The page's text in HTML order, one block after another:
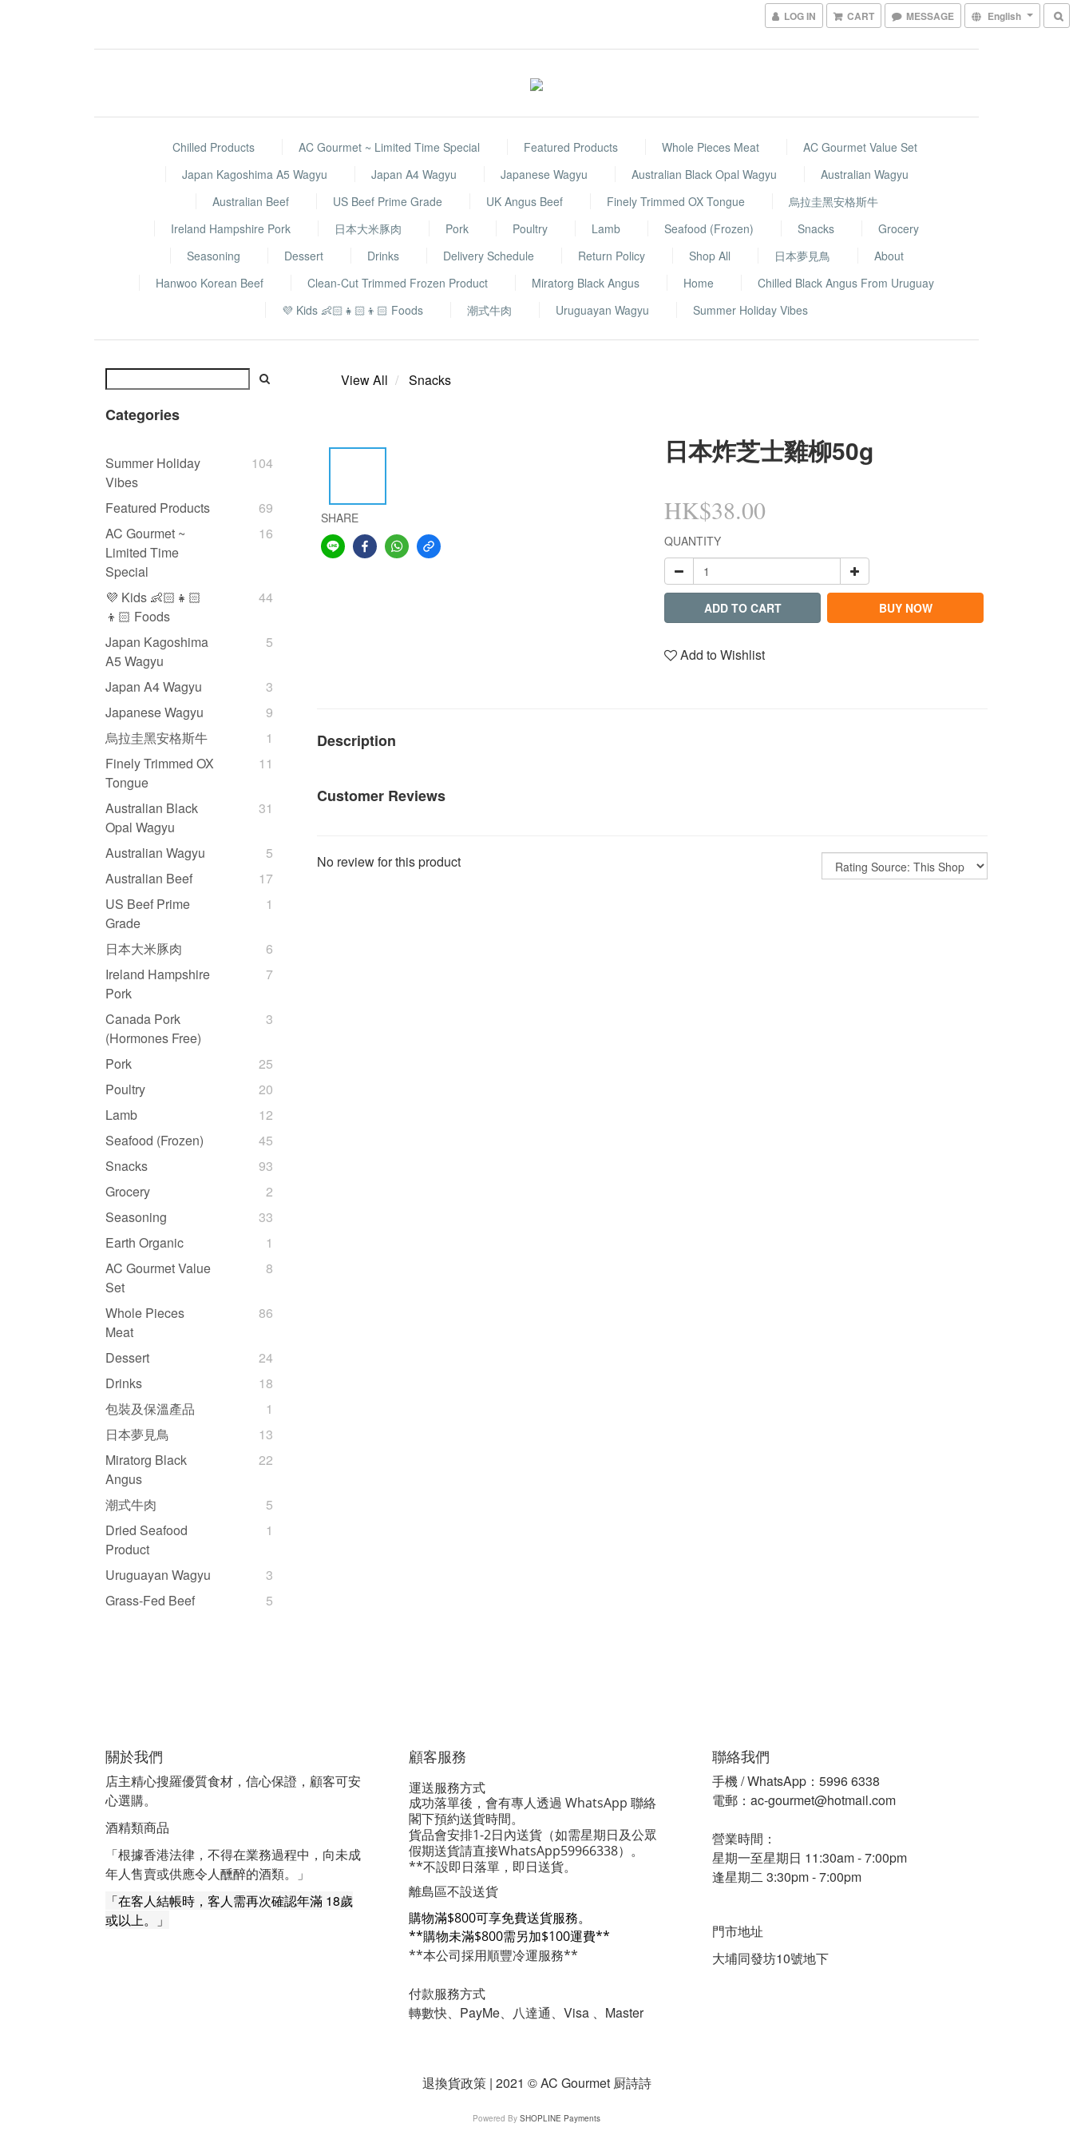
LOG IN CART MESSAGE English
Chilled Products AC Gourmet ~ Limited Time Special Featured Products Whole Pieces Meat
AC Gourmet Value Set
Japan Kagoshima A5 Wagyu
Japan A4 Wagyu Japanese Wagyu Australian Black Opal Wagyu
Australian Wagyu
Australian Beef
US Beef Prime Grade UK Angus Beef Finely Trimmed OX Tongue
烏拉圭黑安格斯牛
Ireland Hampshire Pork
日本大米豚肉 Pork Poultry Lamb Seafood (Frozen) Snacks
Grocery
Seasoning
Dessert Drinks Delivery Schedule Return Policy Shop All 日本夢見鳥
About
Hanwoo Korean Beef
Clean-Cut Trimmed Frozen Product Miratorg Black Angus Home
Chilled Black Angus From Uruguay
💜 Kids 👶🏻👧🏻👦🏻 Foods
潮式牛肉 Uruguayan Wagyu Summer Holiday Vibes
Categories
Summer Holiday
Vibes
104
Featured Products
69
AC Gourmet ~
Limited Time
Special
16
💜 Kids 👶🏻👧🏻
👦🏻 Foods
44
Japan Kagoshima
A5 Wagyu
5
Japan A4 Wagyu
3
Japanese Wagyu
9
烏拉圭黑安格斯牛
1
Finely Trimmed OX
Tongue
11
Australian Black
Opal Wagyu
31
Australian Wagyu
5
Australian Beef
17
US Beef Prime
Grade
1
日本大米豚肉
6
Ireland Hampshire
Pork
7
Canada Pork
(Hormones Free)
3
Pork
25
Poultry
20
Lamb
12
Seafood (Frozen)
45
Snacks
93
Grocery
2
Seasoning
33
Earth Organic
1
AC Gourmet Value
Set
8
Whole Pieces
Meat
86
Dessert
24
Drinks
18
包裝及保溫產品
1
日本夢見鳥
13
Miratorg Black
Angus
22
潮式牛肉
5
Dried Seafood
Product
1
Uruguayan Wagyu
3
Grass-Fed Beef
5
View All Snacks
SHARE
日本炸芝士雞柳50g
HK$38.00
QUANTITY
ADD TO CART BUY NOW
Add to Wishlist
Description
Customer Reviews
No review for this product
關於我們
店主精心搜羅優質食材，信心保證，顧客可安
心選購。
酒精類商品
「根據香港法律，不得在業務過程中，向未成
年人售賣或供應令人醺醉的酒類。」
「在客人結帳時，客人需再次確認年滿 18歲
或以上。」
顧客服務
運送服務方式
成功落單後，會有專人透過 WhatsApp 聯絡
閣下預約送貨時間。
貨品會安排1-2日內送貨 （如需星期日及公眾
假期送貨請直接WhatsApp59966338）。
**不設即日落單，即日送貨。
離島區不設送貨
購物滿$800可享免費送貨服務。
**購物未滿$800需另加$100運費**
**本公司採用順豐冷運服務**
付款服務方式
轉數快、PayMe、八達通、Visa 、Master
聯絡我們
手機 / WhatsApp：5996 6338
電郵：ac-gourmet@hotmail.com
營業時間：
星期一至星期日 11:30am - 7:00pm
逢星期二 3:30pm - 7:00pm
門市地址
大埔同發坊10號地下
退換貨政策 | 2021 © AC Gourmet 厨詩詩
Powered By SHOPLINE Payments